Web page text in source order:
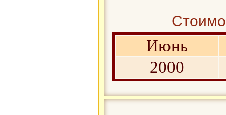
Июнь
2000